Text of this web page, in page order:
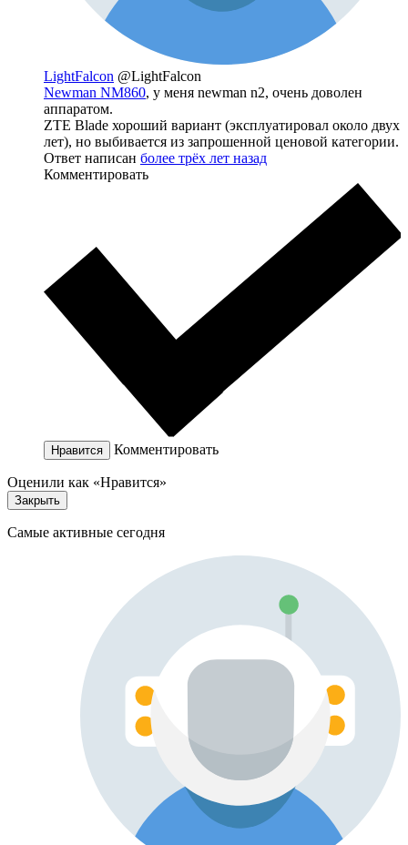
LightFalcon @LightFalcon
Newman NM860, у меня newman n2, очень доволен
аппаратом.
ZTE Blade хороший вариант (эксплуатировал около двух
лет), но выбивается из запрошенной ценовой категории.
Ответ написан более трёх лет назад
Комментировать
Нравится Комментировать
Оценили как «Нравится»
Закрыть
Самые активные сегодня